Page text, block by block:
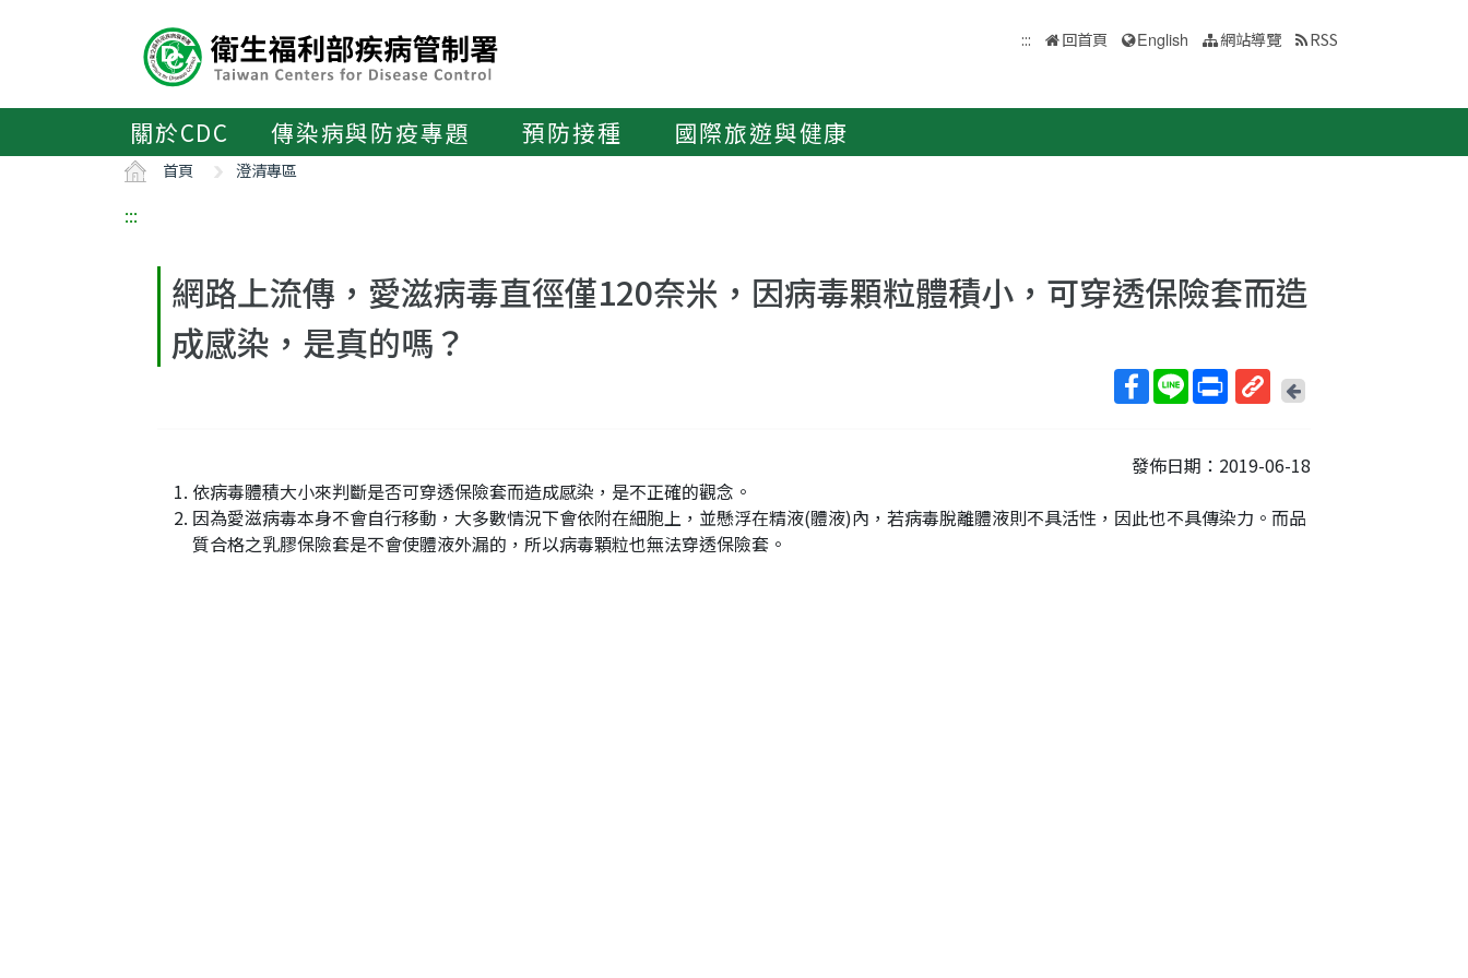
區
::: 回首頁 English 網站導覽 RSS
關於CDC 傳染病與防疫專題 預防接種 國際旅遊與健康
首頁 澄清專區
:::
網路上流傳，愛滋病毒直徑僅120奈米，因病毒顆粒體積小，可穿透保險套而造
成感染，是真的嗎？
短
址
回
上
頁
發佈日期：2019-06-18
依病毒體積大小來判斷是否可穿透保險套而造成感染，是不正確的觀念。
因為愛滋病毒本身不會自行移動，大多數情況下會依附在細胞上，並懸浮在精液(體液)內，若病毒脫離體液則不具活性，因此也不具傳染力。而品
質合格之乳膠保險套是不會使體液外漏的，所以病毒顆粒也無法穿透保險套。